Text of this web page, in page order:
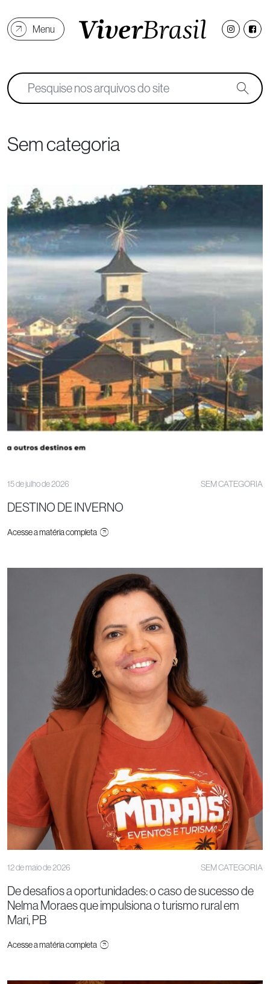
Menu
Sem categoria
15 de julho de 2026 SEM CATEGORIA
DESTINO DE INVERNO
Acesse a matéria completa
12 de maio de 2026 SEM CATEGORIA
De desafios a oportunidades: o caso de sucesso de
Nelma Moraes que impulsiona o turismo rural em
Mari, PB
Acesse a matéria completa